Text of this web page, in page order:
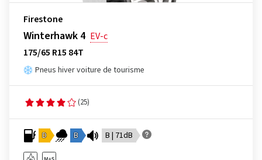
Firestone
Winterhawk 4 EV-c
175/65 R15 84T
Pneus hiver voiture de tourisme
(25)
D B B | 71dB